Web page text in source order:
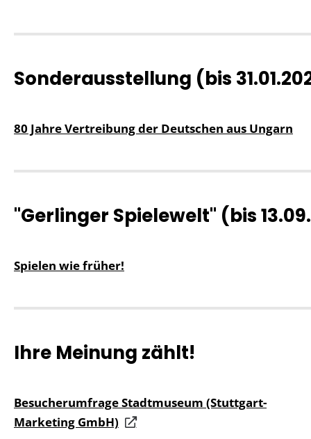
Sonderausstellung (bis
80 Jahre Vertreibung der Deutschen aus Ungarn
"Gerlinger Spielewelt" (bis
Spielen wie früher!
Ihre Meinung zählt!
Besucherumfrage Stadtmuseum (Stuttgart-
Marketing GmbH)